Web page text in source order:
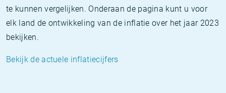
te kunnen vergelijken. Onderaan de pagina kunt u voor
elk land de ontwikkeling van de inflatie over het jaar 2023
bekijken.
Bekijk de actuele inflatiecijfers